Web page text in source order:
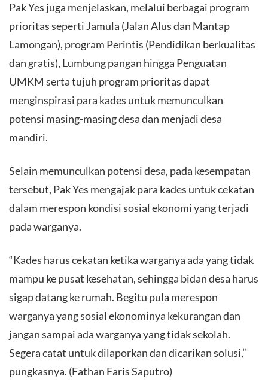
Pak Yes juga menjelaskan, melalui berbagai program
prioritas seperti Jamula (Jalan Alus dan Mantap
Lamongan), program Perintis (Pendidikan berkualitas
dan gratis), Lumbung pangan hingga Penguatan
UMKM serta tujuh program prioritas dapat
menginspirasi para kades untuk memunculkan
potensi masing-masing desa dan menjadi desa
mandiri.
Selain memunculkan potensi desa, pada kesempatan
tersebut, Pak Yes mengajak para kades untuk cekatan
dalam merespon kondisi sosial ekonomi yang terjadi
pada warganya.
“Kades harus cekatan ketika warganya ada yang tidak
mampu ke pusat kesehatan, sehingga bidan desa harus
sigap datang ke rumah. Begitu pula merespon
warganya yang sosial ekonominya kekurangan dan
jangan sampai ada warganya yang tidak sekolah.
Segera catat untuk dilaporkan dan dicarikan solusi,”
pungkasnya. (Fathan Faris Saputro)